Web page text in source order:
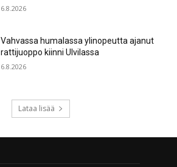
6.8.2026
Vahvassa humalassa ylinopeutta ajanut
rattijuoppo kiinni Ulvilassa
6.8.2026
Lataa lisää